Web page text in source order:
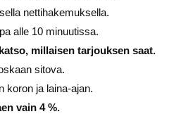
nettihakemuksella.
alle 10 minuutissa.
millaisen tarjouksen saat.
sitova.
koron ja laina-ajan.
vain 4 %.